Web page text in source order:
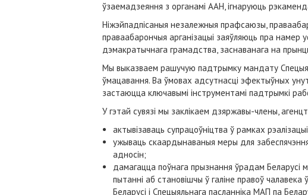
ўзаемадзеяння з органамі ААН, ігнаруюць
Ніжэйпадпісаныя незалежныя прафсаюзы,
праваабарончыя арганізацыі заяўляюць пра намер
дэмакратычнага грамадства, заснаванага на
Мы выказваем рашучую падтрымку мандату
ўмацавання. Ва ўмовах адсутнасці эфектыўных
застаюцца ключавымі інструментамі падтрымкі
У гэтай сувязі мы заклікаем дзяржавы-члены,
актывізаваць супрацоўніцтва ў рамках
ужываць скаардынаваныя меры для
адносін;
дамагацца поўнага прызнання ўрадам Беларусі
пытанні аб становішчы ў галіне правоў
Беларусі і Спецыяльнага пасланніка МАП па